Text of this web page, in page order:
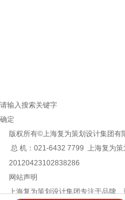
请输入搜索关键字
确定
版权所有©上海复为策划设计集团有
总 机：021-6432 7799 上海复
20120423102838286
网站声明
上海复为策划设计集团专注于品牌